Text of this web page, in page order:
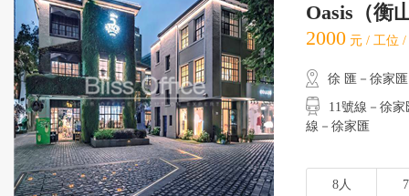
Oasis（衡
2000 元 / 工位
徐 匯－徐家匯
11號線－徐家匯
線－徐家匯
8人